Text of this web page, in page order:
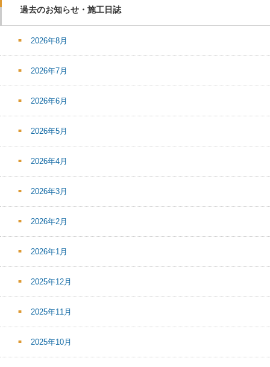
過去のお知らせ・施工日誌
2026年8月
2026年7月
2026年6月
2026年5月
2026年4月
2026年3月
2026年2月
2026年1月
2025年12月
2025年11月
2025年10月